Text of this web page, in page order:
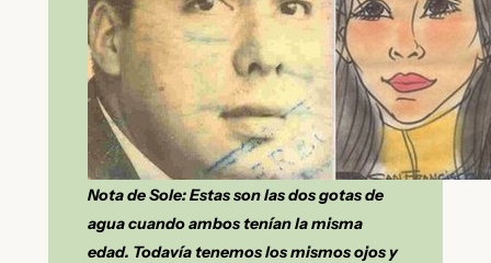
Nota de Sole: Estas son las dos gotas de
agua cuando ambos tenían la misma
edad. Todavía tenemos los mismos ojos y